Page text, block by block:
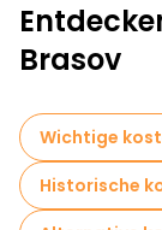
Brasov
Wichtige
Historische